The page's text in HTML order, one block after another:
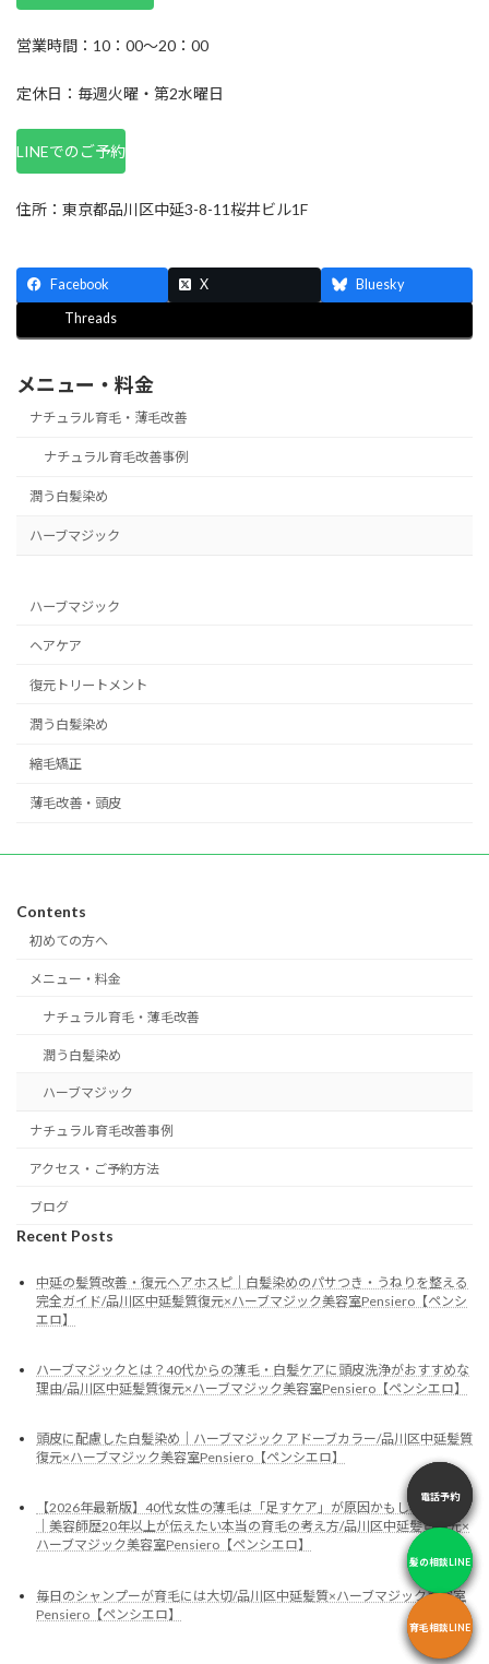
営業時間：10：00～20：00
定休日：毎週火曜・第2水曜日
LINEでのご予約
住所：東京都品川区中延3-8-11桜井ビル1F
Facebook X Bluesky
Threads
電話予約
髪の相談LINE
育毛相談LINE
メニュー・料金
ナチュラル育毛・薄毛改善
ナチュラル育毛改善事例
潤う白髪染め
ハーブマジック
ハーブマジック
ヘアケア
復元トリートメント
潤う白髪染め
縮毛矯正
薄毛改善・頭皮
電話予約
髪の相談LINE
育毛相談LINE
Contents
初めての方へ
メニュー・料金
ナチュラル育毛・薄毛改善
潤う白髪染め
ハーブマジック
ナチュラル育毛改善事例
アクセス・ご予約方法
ブログ
Recent Posts
中延の髪質改善・復元ヘアホスピ｜白髪染めのパサつき・うねりを整える
完全ガイド/品川区中延髪質復元×ハーブマジック美容室Pensiero【ペンシ
エロ】
ハーブマジックとは？40代からの薄毛・白髪ケアに頭皮洗浄がおすすめな
理由/品川区中延髪質復元×ハーブマジック美容室Pensiero【ペンシエロ】
頭皮に配慮した白髪染め｜ハーブマジック アドーブカラー/品川区中延髪質
復元×ハーブマジック美容室Pensiero【ペンシエロ】
【2026年最新版】40代女性の薄毛は「足すケア」が原因かもしれません
｜美容師歴20年以上が伝えたい本当の育毛の考え方/品川区中延髪質復元×
ハーブマジック美容室Pensiero【ペンシエロ】
毎日のシャンプーが育毛には大切/品川区中延髪質×ハーブマジック美容室
Pensiero【ペンシエロ】
電話予約
髪の相談LINE
育毛相談LINE